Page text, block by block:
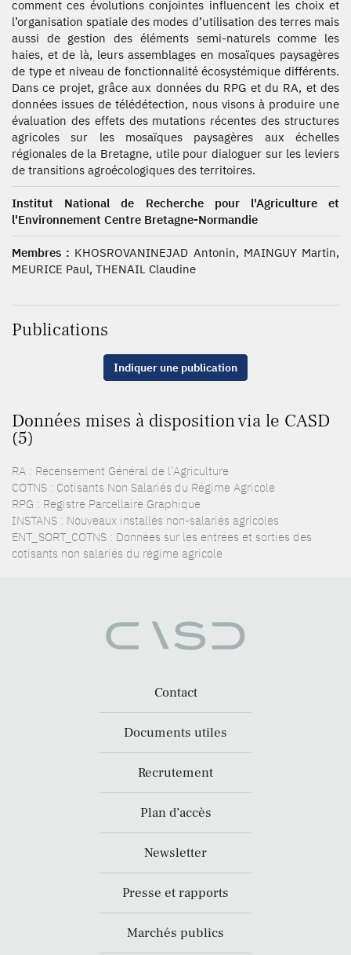
comment ces évolutions conjointes influencent les choix et
l’organisation spatiale des modes d’utilisation des terres mais
aussi de gestion des éléments semi-naturels comme les
haies, et de là, leurs assemblages en mosaïques paysagères
de type et niveau de fonctionnalité écosystémique différents.
Dans ce projet, grâce aux données du RPG et du RA, et des
données issues de télédétection, nous visons à produire une
évaluation des effets des mutations récentes des structures
agricoles sur les mosaïques paysagères aux échelles
régionales de la Bretagne, utile pour dialoguer sur les leviers
de transitions agroécologiques des territoires.
Institut National de Recherche pour l'Agriculture et
l'Environnement Centre Bretagne-Normandie
Membres : KHOSROVANINEJAD Antonin, MAINGUY Martin,
MEURICE Paul, THENAIL Claudine
Publications
Indiquer une publication
Données mises à disposition via le CASD
(5)
RA : Recensement Général de l’Agriculture
COTNS : Cotisants Non Salariés du Régime Agricole
RPG : Registre Parcellaire Graphique
INSTANS : Nouveaux installés non-salariés agricoles
ENT_SORT_COTNS : Données sur les entrées et sorties des
cotisants non salariés du régime agricole
Contact
Documents utiles
Recrutement
Plan d’accès
Newsletter
Presse et rapports
Marchés publics